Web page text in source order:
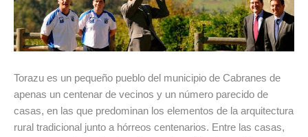
Torazu es un pequeño pueblo del municipio de Cabranes de
apenas un centenar de vecinos y un número parecido de
casas, en las que predominan los elementos de la arquitectura
rural tradicional junto a hórreos centenarios. Entre las casas,